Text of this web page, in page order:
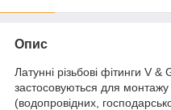
Опис
Латунні різьбові фітинги V &
застосовуються для
(водопровідних,